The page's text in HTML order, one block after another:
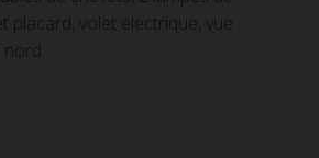
placard, volet électrique, vue